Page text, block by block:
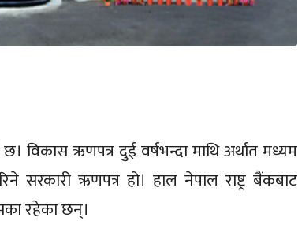
विकास ऋणपत्र दुई वर्षभन्दा माथि अर्थात मध्यम
सरकारी ऋणपत्र हो। हाल नेपाल राष्ट्र बैंकबाट
रहेका छन्।